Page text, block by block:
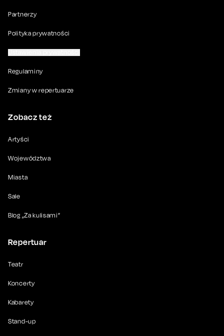
Partnerzy
Polityka prywatności
Regulaminy
Zmiany w repertuarze
Zobacz też
Artyści
Województwa
Miasta
Sale
Blog „Za kulisami”
Repertuar
Teatr
Koncerty
Kabarety
Stand-up